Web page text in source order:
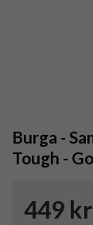
Burga -
Tough -
449 kr